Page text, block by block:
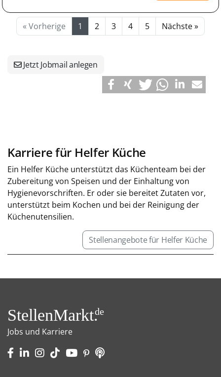
« Vorherige 1 2 3 4 5 Nächste »
Jetzt Jobmail anlegen
Karriere für Helfer Küche
Ein Helfer Küche unterstützt das Küchenteam bei der
Zubereitung von Speisen und der Einhaltung von
Hygienevorschriften. Er oder sie bereitet Zutaten vor,
unterstützt beim Kochen und bei der Reinigung der
Küchenutensilien.
Stellenangebote für Helfer Küche
StellenMarkt.de
Jobs und Karriere